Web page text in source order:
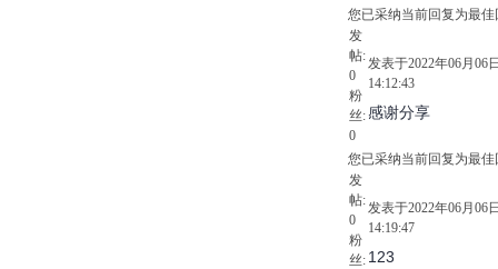
您已采纳当前回复为最佳
发
帖:
0
粉
丝:
0
发表于2022年06月06
14:12:43
感谢分享
您已采纳当前回复为最佳
发
帖:
0
粉
丝:
发表于2022年06月06
14:19:47
123